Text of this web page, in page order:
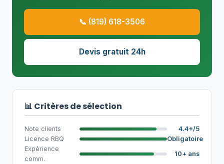
📞 (819) 618-3506
Devis gratuit 24h
📊 Critères de sélection
Note clients
4.4+/5
Licence RBQ
Obligatoire
Expérience
comm.
10+ ans